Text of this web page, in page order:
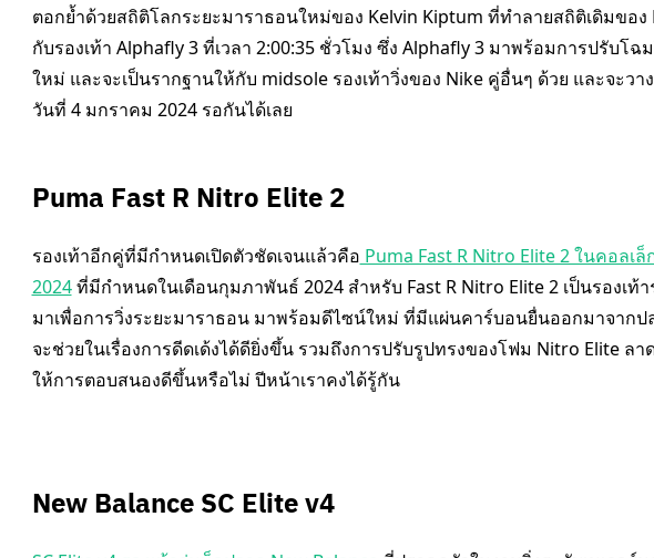
ตอกย้ำด้วยสถิติโลกระยะมาราธอนใหม่ของ Kelvin Kiptum ที่ทำลายสถิติเดิมของ
กับรองเท้า Alphafly 3 ที่เวลา 2:00:35 ชั่วโมง ซึ่ง Alphafly 3 มาพร้อมการปรับโฉ
ใหม่ และจะเป็นรากฐานให้กับ midsole รองเท้าวิ่งของ Nike คู่อื่นๆ ด้วย และจะวา
วันที่ 4 มกราคม 2024 รอกันได้เลย
Puma Fast R Nitro Elite 2
รองเท้าอีกคู่ที่มีกำหนดเปิดตัวชัดเจนแล้วคือ Puma Fast R Nitro Elite 2 ในคอลเ
2024ที่มีกำหนดในเดือนกุมภาพันธ์ 2024 สำหรับ Fast R Nitro Elite 2 เป็นรองเท้
มาเพื่อการวิ่งระยะมาราธอน มาพร้อมดีไซน์ใหม่ ที่มีแผ่นคาร์บอนยื่นออกมาจากป
จะช่วยในเรื่องการดีดเด้งได้ดียิ่งขึ้น รวมถึงการปรับรูปทรงของโฟม Nitro Elite ล
ให้การตอบสนองดีขึ้นหรือไม่ ปีหน้าเราคงได้รู้กัน
New Balance SC Elite v4